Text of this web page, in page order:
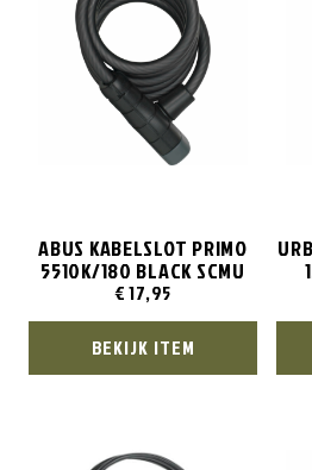
ABUS KABELSLOT PRIMO
5510K/180 BLACK SCMU
€17,95
BEKIJK ITEM